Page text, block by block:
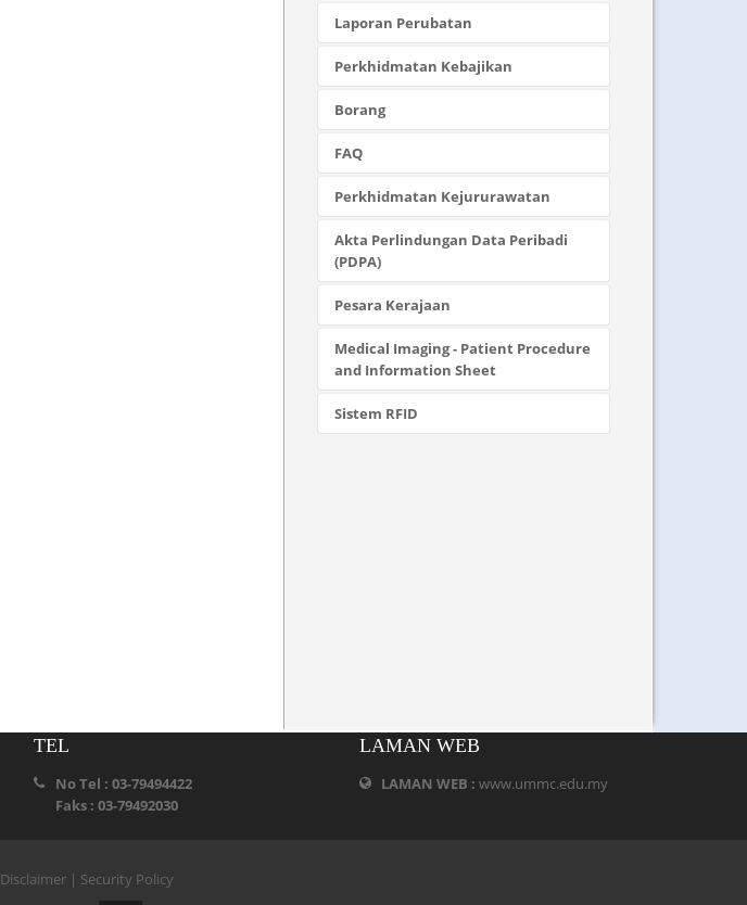
Laporan Perubatan
Perkhidmatan Kebajikan
Borang
FAQ
Perkhidmatan Kejururawatan
Akta Perlindungan Data Peribadi
(PDPA)
Pesara Kerajaan
Medical Imaging - Patient Procedure
and Information Sheet
Sistem RFID
TEL
No Tel : 03-79494422
Faks : 03-79492030
LAMAN WEB
LAMAN WEB : www.ummc.edu.my
Disclaimer | Security Policy